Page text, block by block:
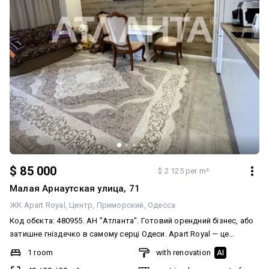
"Атланта".
$ 85 000 $ 2 125 per m²
Малая Арнаутская улица, 71
ЖК Apart Royal Центр Приморский Одесса
Код обєкта: 480955. АН "Атланта". Готовий орендний бізнес, або
затишне гніздечко в самому серці Одеси. Apart Royal — це
малоквартирний житловий комплекс у центрі Приморського
1 room
with renovation AI